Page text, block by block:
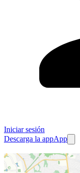
Iniciar sesión
Descarga la appApp